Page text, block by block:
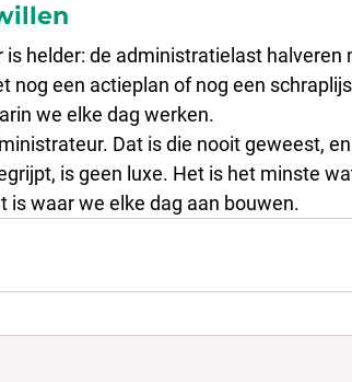
is helder: de administratielast halveren
nog een actieplan of nog een
we elke dag werken.
Dat is die nooit geweest,
is geen luxe. Het is het minste
is waar we elke dag aan bouwen.